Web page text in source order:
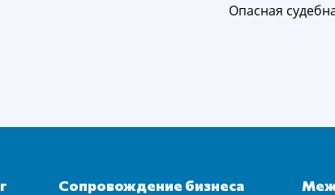
Опасная
Сопровождение бизнеса